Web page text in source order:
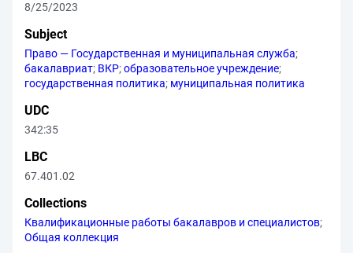
8/25/2023
Subject
Право — Государственная и муниципальная служба;
бакалавриат; ВКР;образовательное учреждение;
государственная политика; муниципальная политика
UDC
342:35
LBC
67.401.02
Collections
Квалификационные работы бакалавров и специалистов;
Общая коллекция